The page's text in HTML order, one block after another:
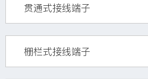
贯通式接线端子
栅栏式接线端子